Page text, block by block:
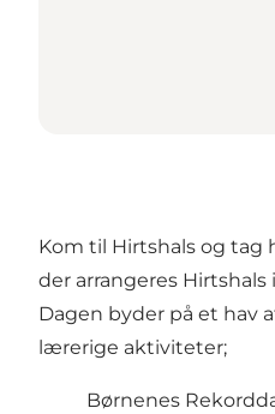
Kom til Hirtshals og tag
der arrangeres Hirtshals
Dagen byder på et hav
lærerige aktiviteter;
Børnenes